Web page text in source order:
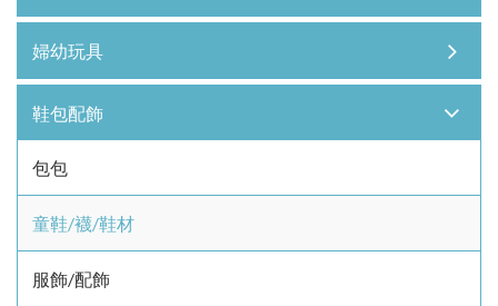
婦幼玩具
鞋包配飾
包包
童鞋/襪/鞋材
服飾/配飾